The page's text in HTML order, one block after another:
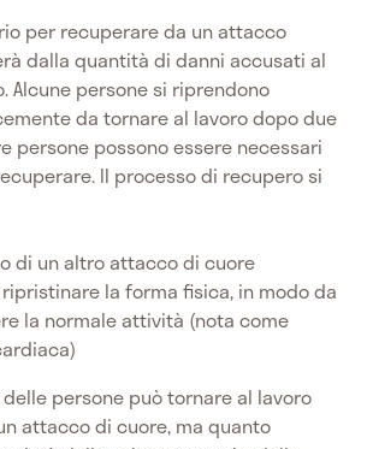
per recuperare da un attacco
dalla quantità di danni accusati al
Alcune persone si riprendono
da tornare al lavoro dopo due
persone possono essere necessari
Il processo di recupero si
di un altro attacco di cuore
la forma fisica, in modo da
la normale attività (nota come
persone può tornare al lavoro
attacco di cuore, ma quanto